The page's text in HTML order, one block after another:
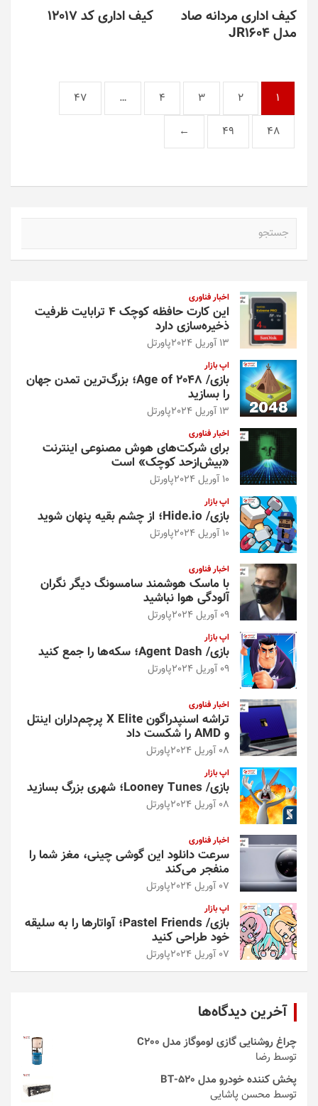
کیف اداری مردانه صاد
مدل JR1604
کیف اداری کد 12017
1
2
3
4
…
47
48
49
←
اخبار فناوری
این کارت حافظه کوچک ۴ ترابایت ظرفیت
ذخیره‌سازی دارد
13 آوریل 2024 پاورتل
اپ بازار
بازی/ Age of 2048؛ بزرگ‌ترین تمدن جهان
را بسازید
13 آوریل 2024 پاورتل
اخبار فناوری
برای شرکت‌های هوش مصنوعی اینترنت
«بیش‌از‌حد کوچک» است
10 آوریل 2024 پاورتل
اپ بازار
بازی/ Hide.io؛ از چشم بقیه پنهان شوید
10 آوریل 2024 پاورتل
اخبار فناوری
با ماسک هوشمند سامسونگ دیگر نگران
آلودگی هوا نباشید
09 آوریل 2024 پاورتل
اپ بازار
بازی/ Agent Dash؛ سکه‌ها را جمع کنید
09 آوریل 2024 پاورتل
اخبار فناوری
تراشه اسنپدراگون X Elite پرچم‌داران اینتل
و AMD را شکست داد
08 آوریل 2024 پاورتل
اپ بازار
بازی/ Looney Tunes؛ شهری بزرگ بسازید
08 آوریل 2024 پاورتل
اخبار فناوری
سرعت دانلود این گوشی چینی، مغز شما را
منفجر می‌کند
07 آوریل 2024 پاورتل
اپ بازار
بازی/ Pastel Friends؛ آواتارها را به سلیقه
خود طراحی کنید
07 آوریل 2024 پاورتل
آخرین دیدگاه‌ها
چراغ روشنایی گازی لوموگاز مدل C200
توسط رضا
پخش کننده خودرو مدل 520-BT
توسط محسن پاشایی